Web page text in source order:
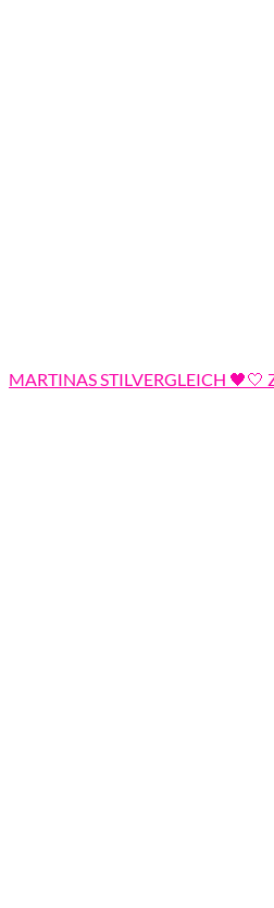
MARTINAS STILVERGLEICH 🖤🤍